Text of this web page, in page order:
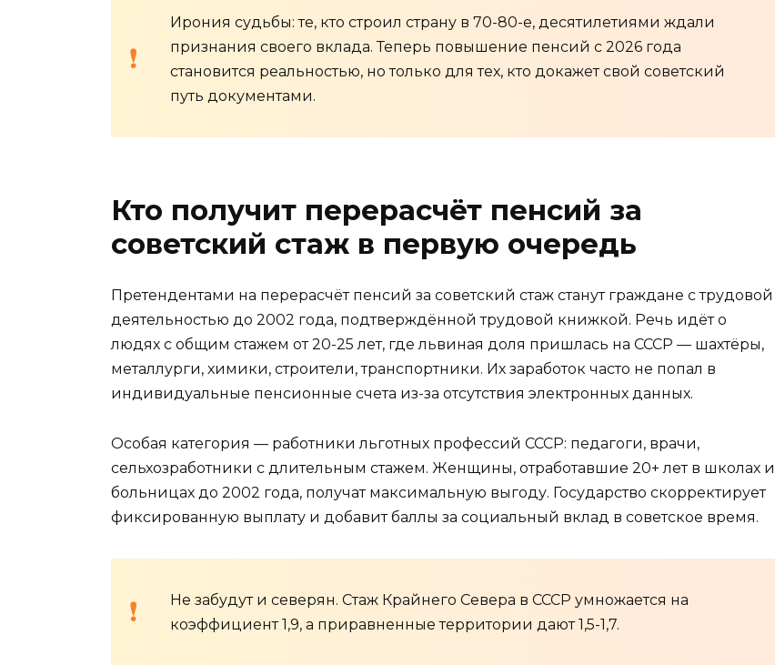
Ирония судьбы: те, кто строил страну в 70-80-е, десятилетиями ждали
признания своего вклада. Теперь повышение пенсий с 2026 года
становится реальностью, но только для тех, кто докажет свой советский
путь документами.
Кто получит перерасчёт пенсий за
советский стаж в первую очередь
Претендентами на перерасчёт пенсий за советский стаж станут граждане с трудовой
деятельностью до 2002 года, подтверждённой трудовой книжкой. Речь идёт о
людях с общим стажем от 20-25 лет, где львиная доля пришлась на СССР — шахтёры,
металлурги, химики, строители, транспортники. Их заработок часто не попал в
индивидуальные пенсионные счета из-за отсутствия электронных данных.
Особая категория — работники льготных профессий СССР: педагоги, врачи,
сельхозработники с длительным стажем. Женщины, отработавшие 20+ лет в школах и
больницах до 2002 года, получат максимальную выгоду. Государство скорректирует
фиксированную выплату и добавит баллы за социальный вклад в советское время.
Не забудут и северян. Стаж Крайнего Севера в СССР умножается на
коэффициент 1,9, а приравненные территории дают 1,5-1,7.